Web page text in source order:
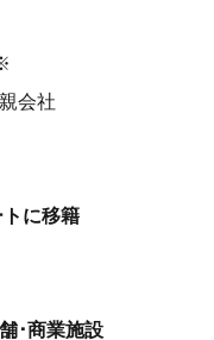
会社
に移籍
･商業施設